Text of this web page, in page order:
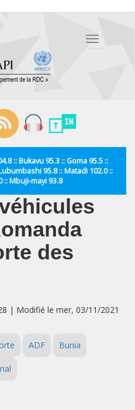
Toggle
:: Bukavu 95.3 :: Goma 95.5 ::
95.8 :: Matadi 102.0 ::
:: Mbuji-mayi 93.8
des
| Modifié le mer, 03/11/2021
ADF Bunia